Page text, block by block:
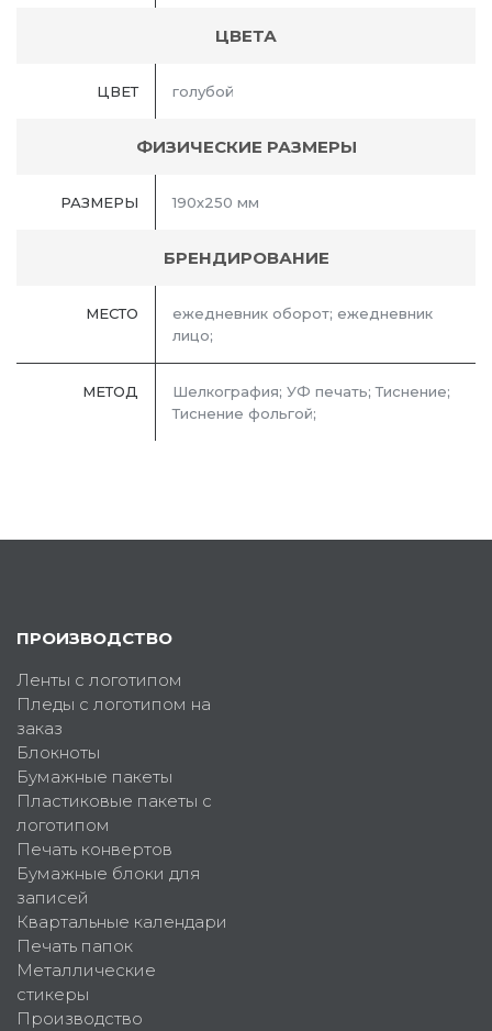
ЦВЕТА
ЦВЕТ голубой
ФИЗИЧЕСКИЕ РАЗМЕРЫ
РАЗМЕРЫ 190х250 мм
БРЕНДИРОВАНИЕ
МЕСТО
ежедневник оборот; ежедневник
лицо;
МЕТОД
Шелкография; УФ печать; Тиснение;
Тиснение фольгой;
ПРОИЗВОДСТВО
Ленты с логотипом
Пледы с логотипом на
заказ
Блокноты
Бумажные пакеты
Пластиковые пакеты с
логотипом
Печать конвертов
Бумажные блоки для
записей
Квартальные календари
Печать папок
Металлические
стикеры
Производство